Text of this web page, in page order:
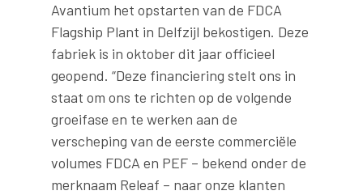
Avantium het opstarten van de FDCA
Flagship Plant in Delfzijl bekostigen. Deze
fabriek is in oktober dit jaar officieel
geopend. “Deze financiering stelt ons in
staat om ons te richten op de volgende
groeifase en te werken aan de
verscheping van de eerste commerciële
volumes FDCA en PEF – bekend onder de
merknaam Releaf – naar onze klanten